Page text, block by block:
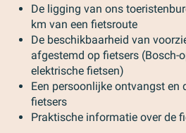
De ligging van ons
km van een fietsroute
De beschikbaarheid van
afgestemd op fietsers (Bosch-
elektrische fietsen)
Een persoonlijke ontvangst en
fietsers
Praktische informatie over de